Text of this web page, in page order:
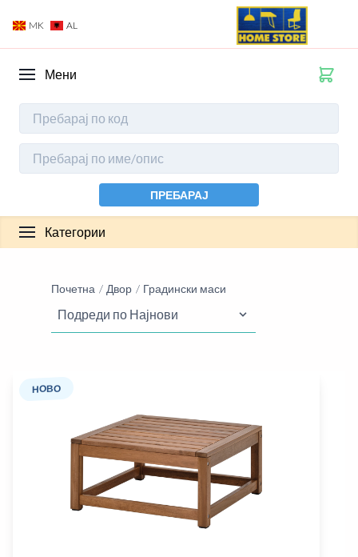
MK AL
Мени
ПРЕБАРАЈ
Категории
Почетна Двор Градински маси
НОВО